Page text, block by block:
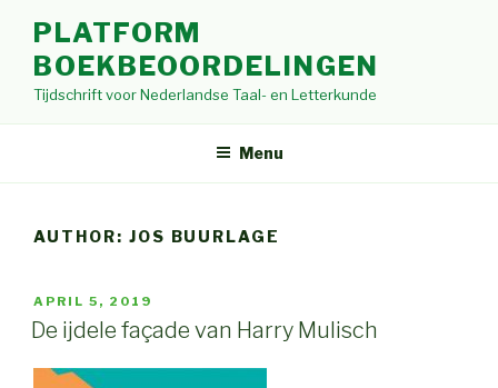
content
PLATFORM
BOEKBEOORDELINGEN
Tijdschrift voor Nederlandse Taal- en Letterkunde
Menu
AUTHOR: JOS BUURLAGE
POSTED
ON
APRIL 5, 2019
De ijdele façade van Harry Mulisch